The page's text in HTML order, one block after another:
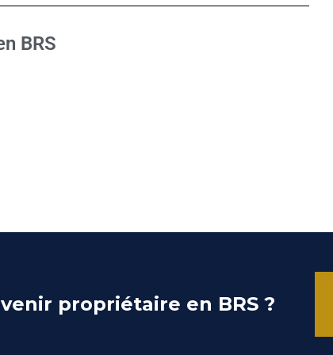
BRS
propriétaire en BRS ?